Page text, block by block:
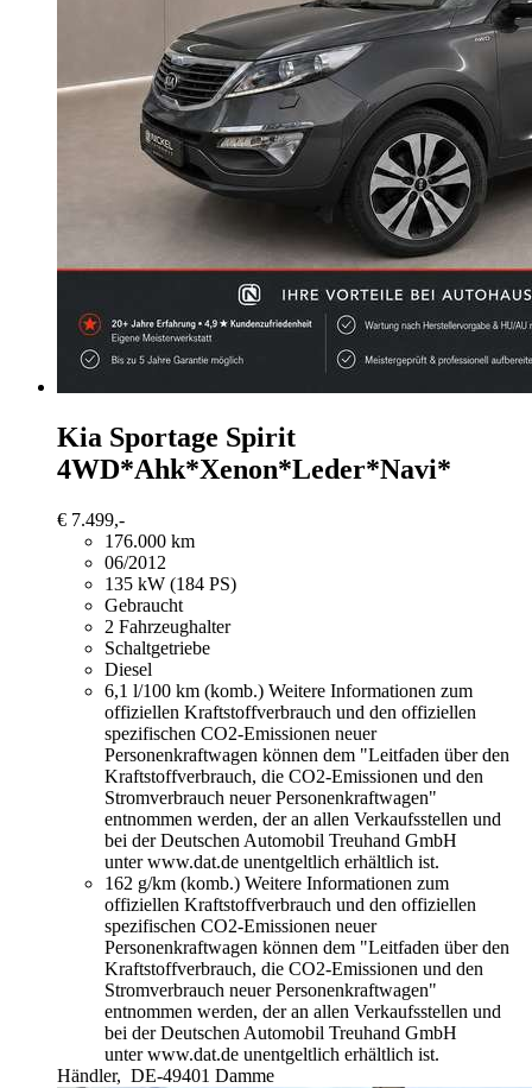
Kia Sportage Spirit
4WD*Ahk*Xenon*Leder*Navi*
€ 7.499,-
176.000 km
06/2012
135 kW (184 PS)
Gebraucht
2 Fahrzeughalter
Schaltgetriebe
Diesel
6,1 l/100 km (komb.) Weitere Informationen zum
offiziellen Kraftstoffverbrauch und den offiziellen
spezifischen CO2-Emissionen neuer
Personenkraftwagen können dem "Leitfaden über den
Kraftstoffverbrauch, die CO2-Emissionen und den
Stromverbrauch neuer Personenkraftwagen"
entnommen werden, der an allen Verkaufsstellen und
bei der Deutschen Automobil Treuhand GmbH
unter www.dat.de unentgeltlich erhältlich ist.
162 g/km (komb.) Weitere Informationen zum
offiziellen Kraftstoffverbrauch und den offiziellen
spezifischen CO2-Emissionen neuer
Personenkraftwagen können dem "Leitfaden über den
Kraftstoffverbrauch, die CO2-Emissionen und den
Stromverbrauch neuer Personenkraftwagen"
entnommen werden, der an allen Verkaufsstellen und
bei der Deutschen Automobil Treuhand GmbH
unter www.dat.de unentgeltlich erhältlich ist.
Händler, DE-49401 Damme